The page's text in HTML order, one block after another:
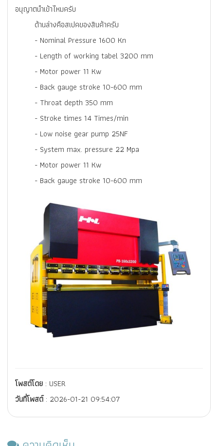
อนุญาตนำเข้าไหมครับ
ด้านล่างคือสเปคของสินค้าครับ
- Nominal Pressure 1600 Kn
- Length of working tabel 3200 mm
- Motor power 11 Kw
- Back gauge stroke 10-600 mm
- Throat depth 350 mm
- Stroke times 14 Times/min
- Low noise gear pump 25NF
- System max. pressure 22 Mpa
- Motor power 11 Kw
- Back gauge stroke 10-600 mm
โพสต์โดย : USER
วันที่โพสต์: 2026-01-21 09:54:07